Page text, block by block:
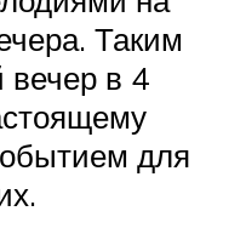
Таким
вечер в 4
для